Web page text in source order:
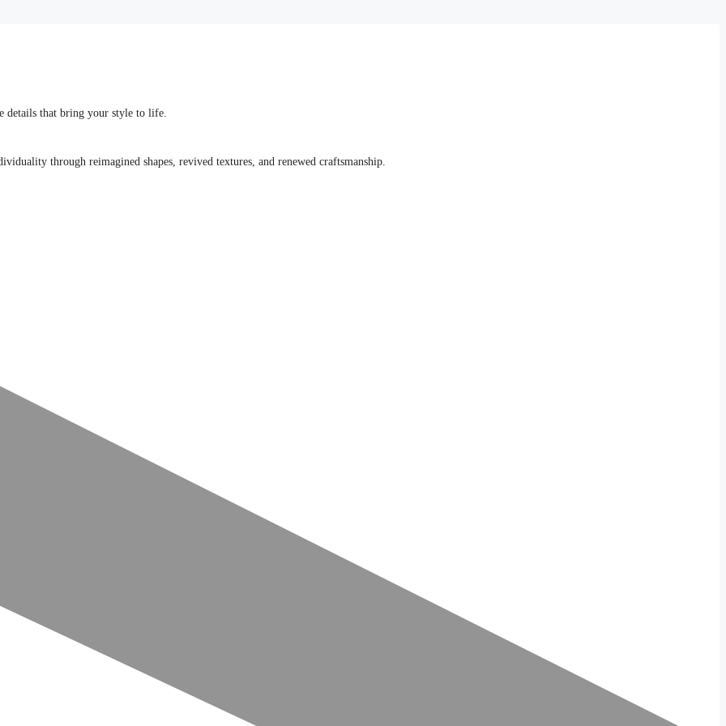
details that bring your style to life.
through reimagined shapes, revived textures, and renewed craftsmanship.